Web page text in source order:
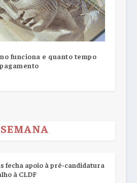
funciona e quanto tempo
fecha apoio à pré-candidatura
à CLDF